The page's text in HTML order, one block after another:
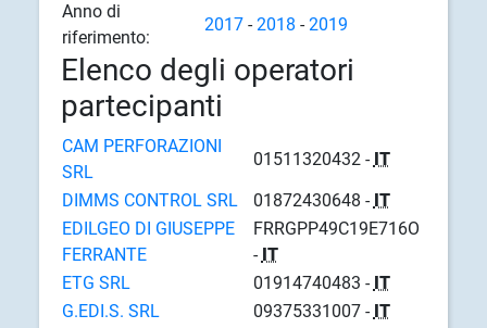
Anno di
riferimento:
2017-2018 -2019
Elenco degli operatori
partecipanti
CAM PERFORAZIONI
SRL
01511320432 - IT
DIMMS CONTROL SRL
01872430648 - IT
EDILGEO DI GIUSEPPE
FERRANTE
FRRGPP49C19E716O
- IT
ETG SRL
01914740483 - IT
G.EDI.S. SRL
09375331007 - IT